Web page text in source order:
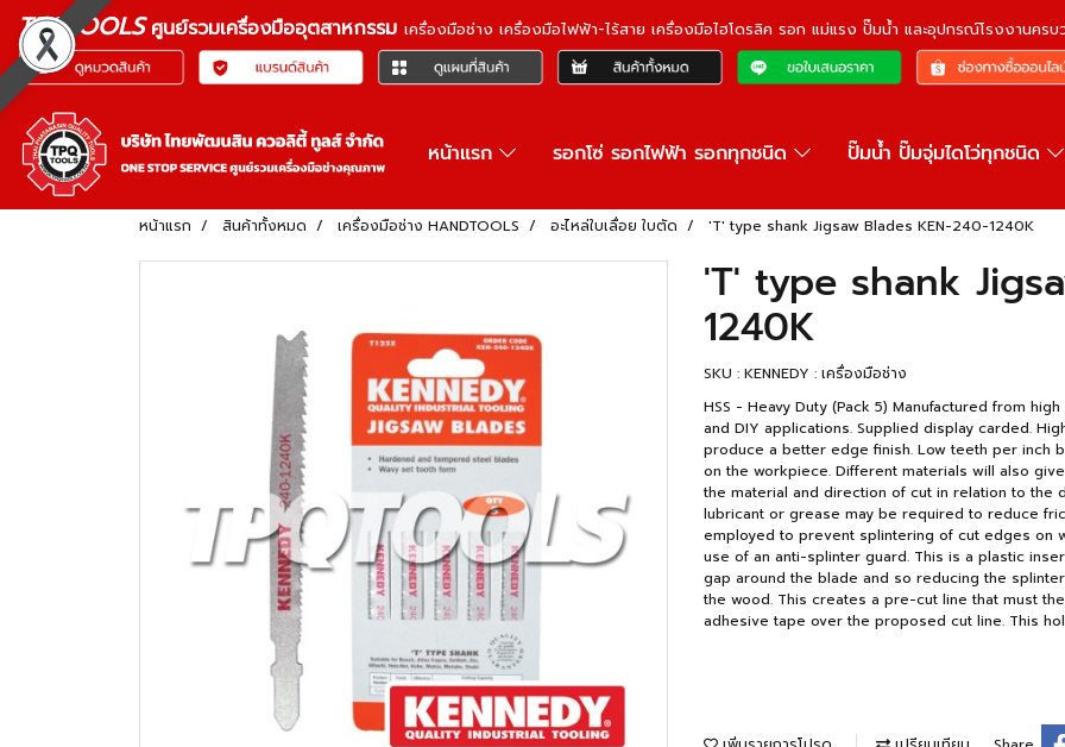
TPQTOOLSศูนย์รวมเครื่องมืออุตสาหกรรม เครื่องมือช่าง เครื่องมือไฟฟ้า-ไร้สาย เครื่องมือไฮโดรลิค รอก แม่แรง ปั๊มน้ำ และอุปกรณ์โรงงานครบ
หน้าแรก รอกโซ่ รอกไฟฟ้า รอกทุกชนิด ปั๊มน้ำ ปั๊มจุ่มไดโว่ทุกชนิด
หน้าแรก สินค้าทั้งหมด เครื่องมือช่าง HANDTOOLS อะไหล่ใบเลื่อย ใบตัด 'T' type shank Jigsaw Blades KEN-240-1240K
'T' type shank
1240K
SKU : KENNEDY : เครื่องมือช่าง
HSS - Heavy Duty (Pack 5) Manufactured from
and DIY applications. Supplied display carded.
produce a better edge finish. Low teeth per inch
on the workpiece. Different materials will also
the material and direction of cut in relation to the
lubricant or grease may be required to reduce
employed to prevent splintering of cut edges on
use of an anti-splinter guard. This is a plastic
gap around the blade and so reducing the
the wood. This creates a pre-cut line that must
adhesive tape over the proposed cut line. This